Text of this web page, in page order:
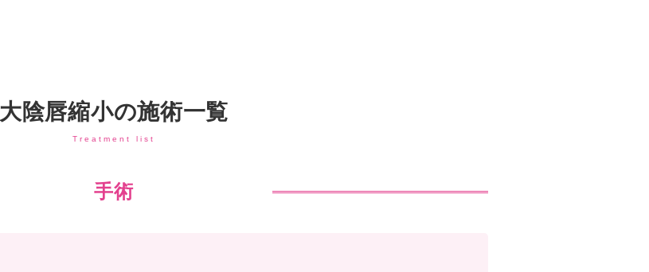
大陰唇縮小の施術一覧
Treatment list
手術